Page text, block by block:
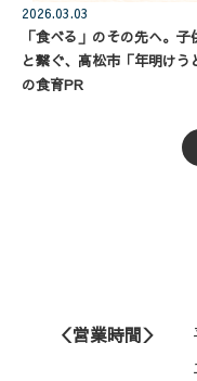
2026.03.03
「食べる」のその先へ。子
と繋ぐ、高松市「年明けう
の食育PR
＜営業時間＞
土日